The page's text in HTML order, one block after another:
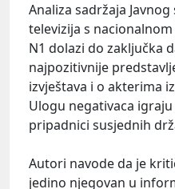
Analiza sadržaja
televizija s
N1 dolazi do zaključka
najpozitivnije
izvještava i o akterima
Ulogu negativaca
pripadnici susjednih
Autori navode da je
jedino njegovan u